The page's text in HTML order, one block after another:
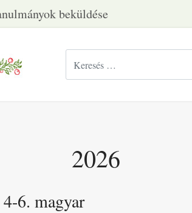
beküldése
2026
6. magyar